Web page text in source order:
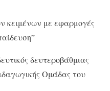
κειμένων με εφαρμογές
δευτεροβάθμιας
Ομάδας του